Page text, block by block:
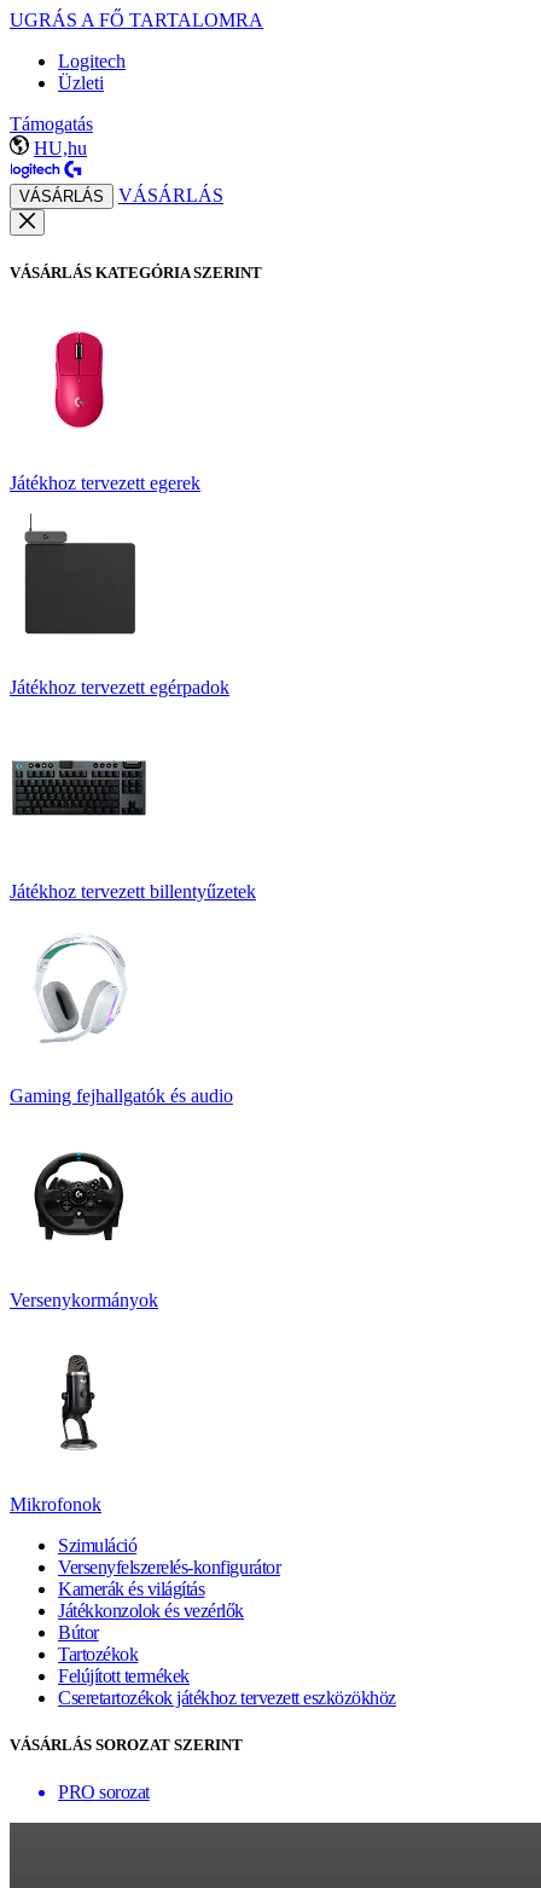
UGRÁS A FŐ TARTALOMRA
Logitech
Üzleti
Támogatás
HU,hu
VÁSÁRLÁS VÁSÁRLÁS
VÁSÁRLÁS KATEGÓRIA SZERINT
Játékhoz tervezett egerek
Játékhoz tervezett egérpadok
Játékhoz tervezett billentyűzetek
Gaming fejhallgatók és audio
Versenykormányok
Mikrofonok
Szimuláció
Versenyfelszerelés-konfigurátor
Kamerák és világítás
Játékkonzolok és vezérlők
Bútor
Tartozékok
Felújított termékek
Cseretartozékok játékhoz tervezett eszközökhöz
VÁSÁRLÁS SOROZAT SZERINT
PRO sorozat